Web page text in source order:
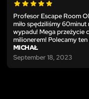
Profesor Escape Room
miło spędziliśmy
wypadu! Mega przeżycie
milionerem! Polecamy
MICHAŁ
September 18, 2023